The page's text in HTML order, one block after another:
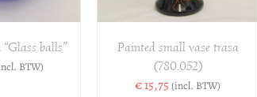
balls”
BTW)
Painted small vase trasa
(780.052)
€15,75 (incl. BTW)